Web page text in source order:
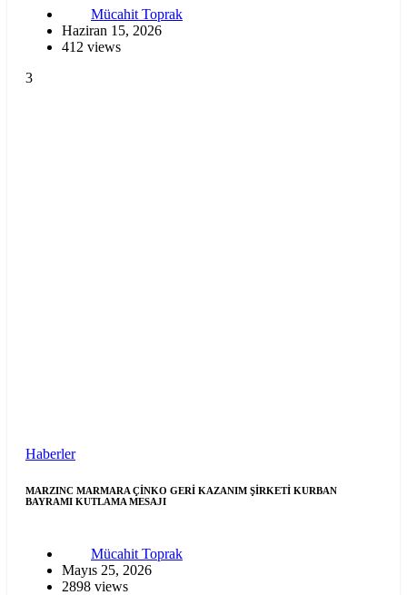
Mücahit Toprak
Haziran 15, 2026
412 views
3
Haberler
MARZINC MARMARA ÇİNKO GERİ KAZANIM ŞİRKETİ KURBAN
BAYRAMI KUTLAMA MESAJI
Mücahit Toprak
Mayıs 25, 2026
2898 views